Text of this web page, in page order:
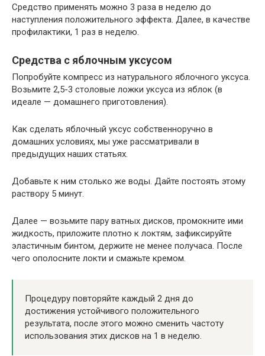
Средство применять можно 3 раза в неделю до
наступления положительного эффекта. Далее, в качестве
профилактики, 1 раз в неделю.
Средства с яблочным уксусом
Попробуйте компресс из натурального яблочного уксуса.
Возьмите 2,5-3 столовые ложки уксуса из яблок (в
идеале — домашнего приготовления).
Как сделать яблочный уксус собственноручно в
домашних условиях, мы уже рассматривали в
предыдущих наших статьях.
Добавьте к ним столько же воды. Дайте постоять этому
раствору 5 минут.
Далее — возьмите пару ватных дисков, промокните ими
жидкость, приложите плотно к локтям, зафиксируйте
эластичным бинтом, держите не менее получаса. После
чего ополосните локти и смажьте кремом.
Процедуру повторяйте каждый 2 дня до
достижения устойчивого положительного
результата, после этого можно сменить частоту
использования этих дисков на 1 в неделю.